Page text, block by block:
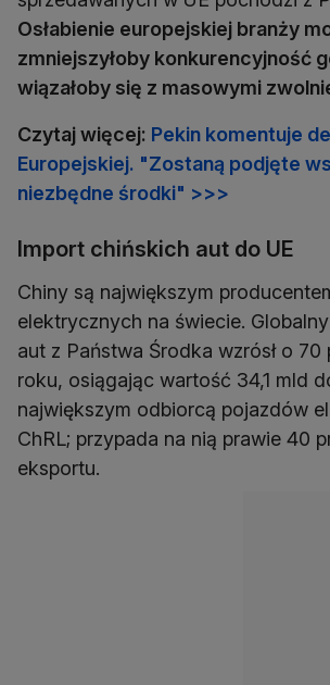
Osłabienie europejskiej branży
zmniejszyłoby konkurencyjność
wiązałoby się z masowymi
Czytaj więcej: Pekin komentuje
Europejskiej. "Zostaną podjęte
niezbędne środki" >>>
Import chińskich aut do UE
Chiny są największym
elektrycznych na świecie.
aut z Państwa Środka wzrósł o 70
roku, osiągając wartość 34,1 mld
największym odbiorcą pojazdów
ChRL; przypada na nią prawie 40
eksportu.